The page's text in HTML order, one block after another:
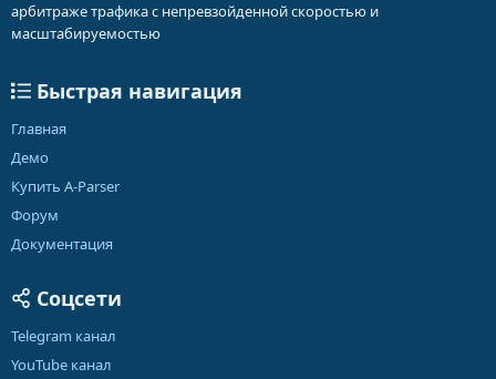
арбитраже трафика с непревзойденной скоростью и
масштабируемостью
Быстрая навигация
Главная
Демо
Купить A-Parser
Форум
Документация
Соцсети
Telegram канал
YouTube канал